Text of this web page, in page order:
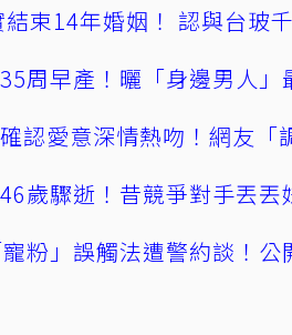
束14年婚姻！ 認與台玻
周早產！曬「身邊男人」
認愛意深情熱吻！網友「
歲驟逝！昔競爭對手丟丟
粉」誤觸法遭警約談！公